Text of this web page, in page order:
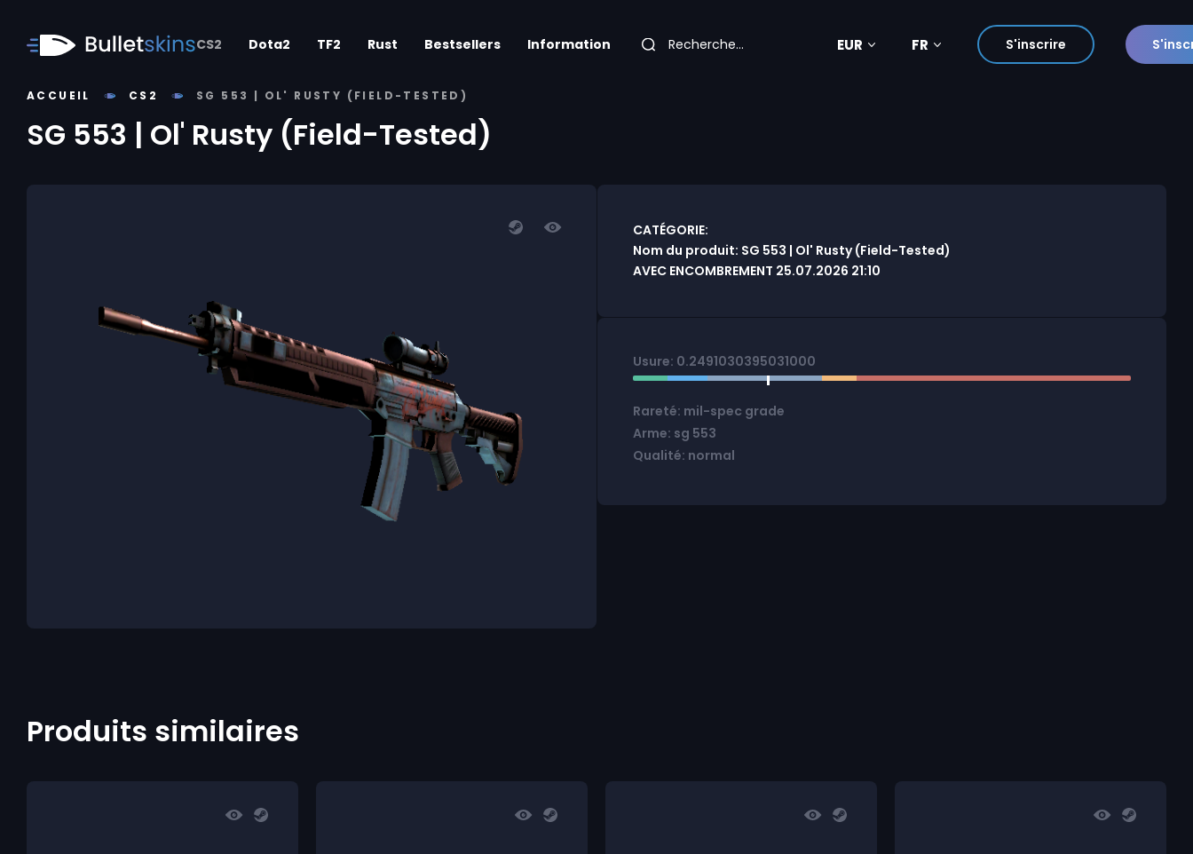
CS2 Dota2 TF2 Rust Bestsellers Information EUR FR S'inscrire
ACCUEIL CS2 SG 553 | OL' RUSTY (FIELD-TESTED)
SG 553 | Ol' Rusty (Field-Tested)
CATÉGORIE:
Nom du produit: SG 553 | Ol' Rusty (Field-Tested)
AVEC ENCOMBREMENT 25.07.2026 21:10
Usure: 0.2491030395031000
Rareté: mil-spec grade
Arme: sg 553
Qualité: normal
Produits similaires